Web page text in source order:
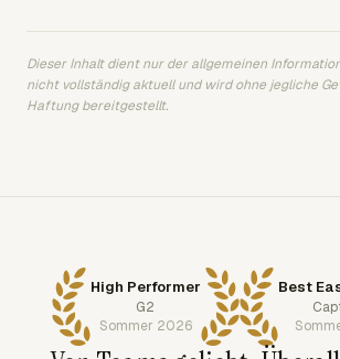
Dieser Inhalt dient nur der allgemeinen
nicht vollständig aktuell und wird ohne jegliche
Haftung bereitgestellt.
High Performer
G2
Sommer 2026
Best